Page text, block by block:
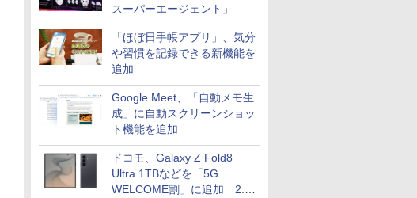
スーパーエージェント」
「ほぼ日手帳アプリ」、気分
や習慣を記録できる新機能を
追加
Google Meet、「自動メモ生
成」に自動スクリーンショッ
ト機能を追加
ドコモ、Galaxy Z Fold8
Ultra 1TBなどを「5G
WELCOME割」に追加 2.2